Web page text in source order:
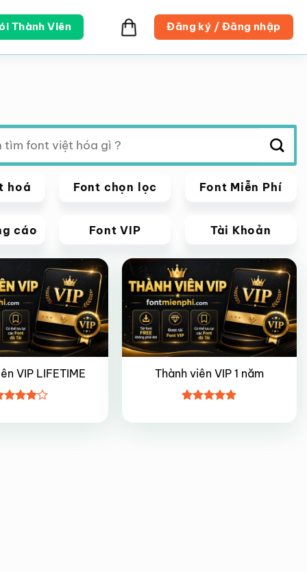
Thành Viên Đăng ký / Đăng nhập
hoá Font chọn lọc Font Miễn Phí
cáo Font VIP Tài Khoản
VIP LIFETIME
hạng
Giảm giá!
Thành viên VIP 1 năm
hạng55